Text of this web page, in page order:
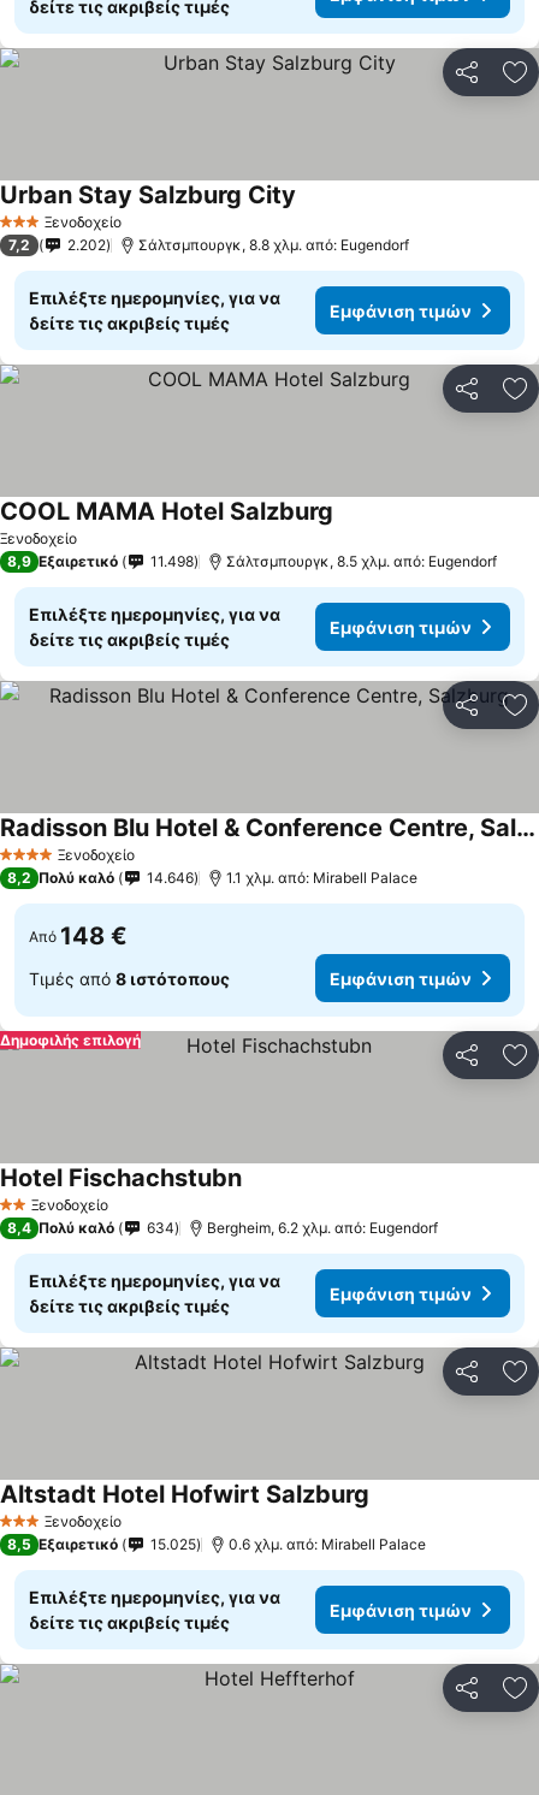
δείτε τις ακριβείς τιμές
3 ΑστέριαΞενοδοχείο
Urban Stay Salzburg City
7,2 2.202 Σάλτσμπουργκ, 8.8 χλμ. από: Eugendorf
Επιλέξτε ημερομηνίες, για να
δείτε τις ακριβείς τιμές
Εμφάνιση τιμών
Ξενοδοχείο
COOL MAMA Hotel Salzburg
8,9 Εξαιρετικό 11.498 Σάλτσμπουργκ, 8.5 χλμ. από: Eugendorf
Επιλέξτε ημερομηνίες, για να
δείτε τις ακριβείς τιμές
Εμφάνιση τιμών
4 ΑστέριαΞενοδοχείο
Radisson Blu Hotel & Conference Centre, Salzburg
Εμφάνιση τιμών
8,2 Πολύ καλό 14.646 1.1 χλμ. από: Mirabell Palace
Από 148 €
Τιμές από 8 ιστότοπους Εμφάνιση τιμών
Δημοφιλής επιλογή
2 ΑστέριαΞενοδοχείο
Hotel FischachstubnΕμφάνιση τιμών
8,4 Πολύ καλό 634 Bergheim, 6.2 χλμ. από: Eugendorf
Επιλέξτε ημερομηνίες, για να
δείτε τις ακριβείς τιμές
Εμφάνιση τιμών
3 ΑστέριαΞενοδοχείο
Altstadt Hotel Hofwirt Salzburg
8,5 Εξαιρετικό 15.025 0.6 χλμ. από: Mirabell Palace
Επιλέξτε ημερομηνίες, για να
δείτε τις ακριβείς τιμές
Εμφάνιση τιμών